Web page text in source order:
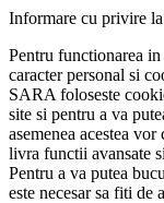
Informare cu privire la
Pentru functionarea
caracter personal si
SARA foloseste
site si pentru a va
asemenea acestea
livra functii avansate
Pentru a va putea
este necesar sa fiti de